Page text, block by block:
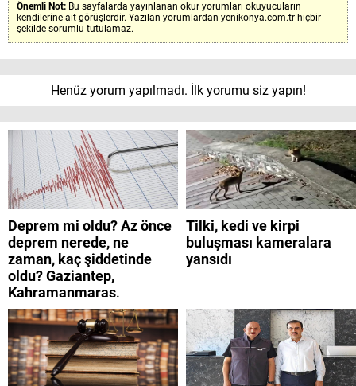
Önemli Not: Bu sayfalarda yayınlanan okur yorumları okuyucuların
kendilerine ait görüşlerdir. Yazılan yorumlardan yenikonya.com.tr hiçbir
şekilde sorumlu tutulamaz.
Henüz yorum yapılmadı. İlk yorumu siz yapın!
Deprem mi oldu? Az önce
deprem nerede, ne
zaman, kaç şiddetinde
oldu? Gaziantep,
Kahramanmaraş,
Adıyaman, Şanlıurfa,
Suriye, Kilis, Hatay,
Osmaniye 9 Ağustos 2026
AFAD son depremler
listesi
Tilki, kedi ve kirpi
buluşması kameralara
yansıdı